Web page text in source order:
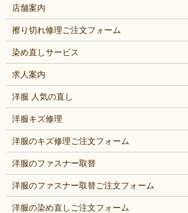
店舗案内
擦り切れ修理ご注文フォーム
染め直しサービス
求人案内
洋服 人気の直し
洋服キズ修理
洋服のキズ修理ご注文フォーム
洋服のファスナー取替
洋服のファスナー取替ご注文フォーム
洋服の染め直しご注文フォーム